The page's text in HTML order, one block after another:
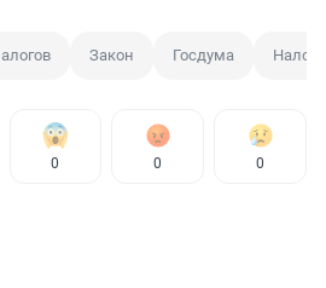
Закон Госдума Налог
0 0 0